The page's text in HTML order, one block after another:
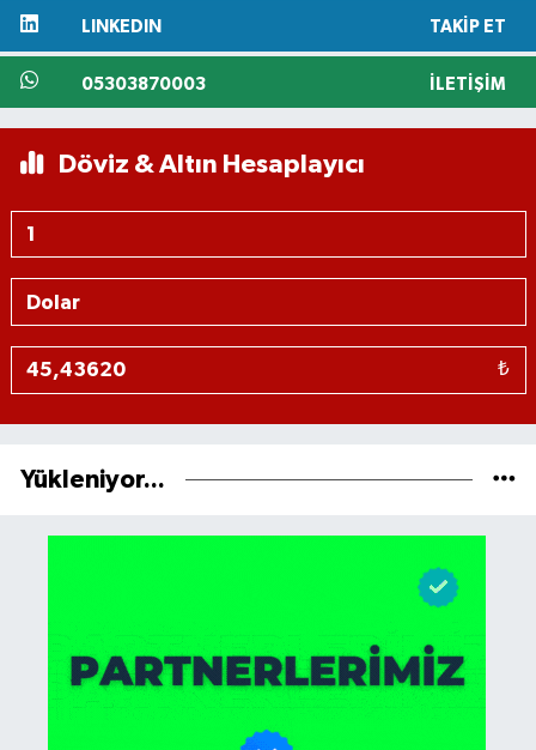
LINKEDIN TAKIP ET
05303870003 İLETIŞIM
Döviz & Altın Hesaplayıcı
₺
Yükleniyor...